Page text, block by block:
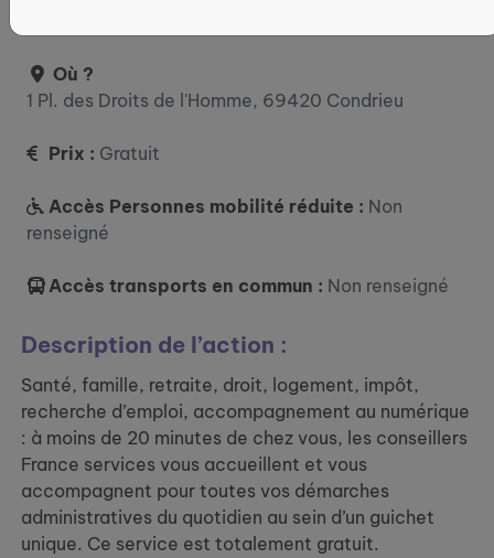
Où ?
1 Pl. des Droits de l'Homme, 69420 Condrieu
Prix : Gratuit
Accès Personnes mobilité réduite : Non
renseigné
Accès transports en commun : Non renseigné
Description de l’action :
Santé, famille, retraite, droit, logement, impôt,
recherche d’emploi, accompagnement au numérique
: à moins de 20 minutes de chez vous, les conseillers
France services vous accueillent et vous
accompagnent pour toutes vos démarches
administratives du quotidien au sein d’un guichet
unique. Ce service est totalement gratuit.